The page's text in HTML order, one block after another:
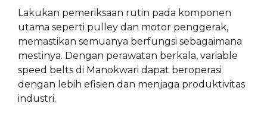
Lakukan pemeriksaan rutin pada komponen
utama seperti pulley dan motor penggerak,
memastikan semuanya berfungsi sebagaimana
mestinya. Dengan perawatan berkala, variable
speed belts di Manokwari dapat beroperasi
dengan lebih efisien dan menjaga produktivitas
industri.